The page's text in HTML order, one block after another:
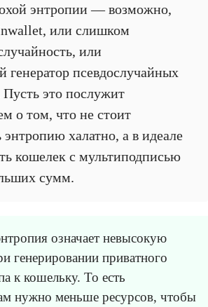
энтропии — возможно,
или слишком
или
генератор псевдослучайных
Пусть это послужит
о том, что не стоит
энтропию халатно, а в идеале
кошелек с мультиподписью
сумм.
означает невысокую
генерировании приватного
к кошельку. То есть
нужно меньше ресурсов, чтобы